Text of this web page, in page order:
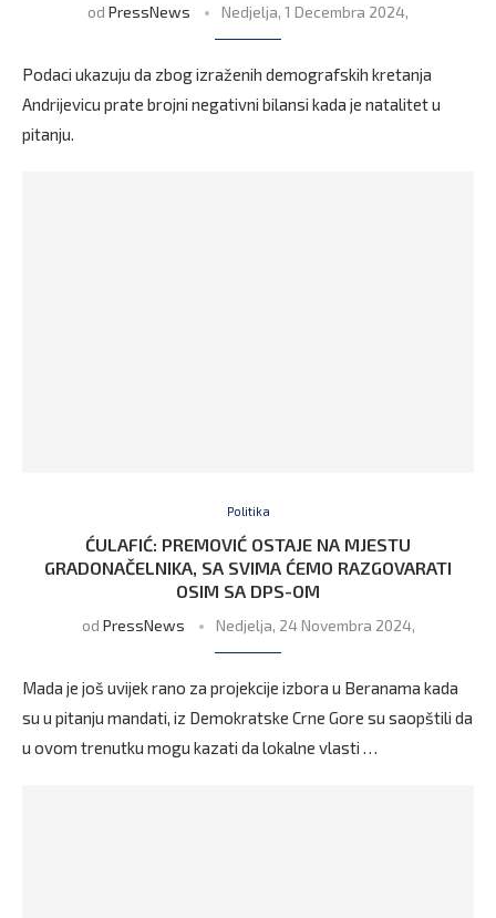
od PressNews Nedjelja, 1 Decembra 2024,
Podaci ukazuju da zbog izraženih demografskih kretanja
Andrijevicu prate brojni negativni bilansi kada je natalitet u
pitanju.
Politika
ĆULAFIĆ: PREMOVIĆ OSTAJE NA MJESTU
GRADONAČELNIKA, SA SVIMA ĆEMO RAZGOVARATI
OSIM SA DPS-OM
od PressNews Nedjelja, 24 Novembra 2024,
Mada je još uvijek rano za projekcije izbora u Beranama kada
su u pitanju mandati, iz Demokratske Crne Gore su saopštili da
u ovom trenutku mogu kazati da lokalne vlasti …